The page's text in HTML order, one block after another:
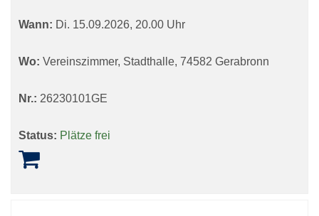
Wann: Di. 15.09.2026, 20.00 Uhr
Wo: Vereinszimmer, Stadthalle, 74582 Gerabronn
Nr.: 26230101GE
Status: Plätze frei